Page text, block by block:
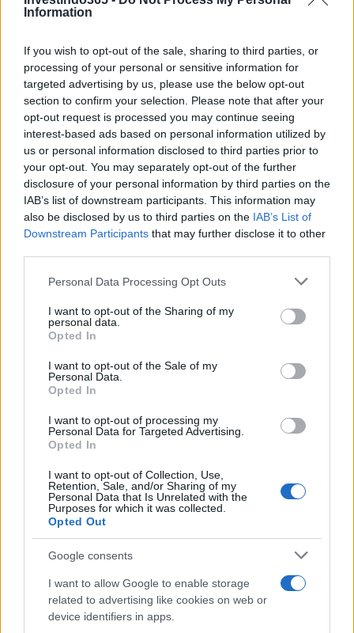
Information
If you wish to opt-out of the sale, sharing to third parties, or
processing of your personal or sensitive information for
targeted advertising by us, please use the below opt-out
section to confirm your selection. Please note that after your
opt-out request is processed you may continue seeing
interest-based ads based on personal information utilized by
us or personal information disclosed to third parties prior to
your opt-out. You may separately opt-out of the further
disclosure of your personal information by third parties on the
IAB’s list of downstream participants. This information may
also be disclosed by us to third parties on the IAB’s List of
Downstream Participants that may further disclose it to other
Please note that this website/app uses one or more Google
not limited to your visit or usage behaviour. You may click to
grant or deny consent to Google and its third-party tags to
use your data for below specified purposes in below Google
consent section.
Personal Data Processing Opt Outs
I want to opt-out of the Sharing of my
personal data.
Opted In
I want to opt-out of the Sale of my
Personal Data.
Opted In
I want to opt-out of processing my
Personal Data for Targeted Advertising.
Opted In
I want to opt-out of Collection, Use,
Retention, Sale, and/or Sharing of my
Personal Data that Is Unrelated with the
Purposes for which it was collected.
Opted Out
Google consents
I want to allow Google to enable storage
related to advertising like cookies on web or
device identifiers in apps.
Continue lendo
FINANÇA
Ouro e dólar sob pressão: como os mercados estão
respondendo às últimas notícias
Beatriz Almeida · 6 ago 2026
Presidente Lula propõe política fiscal séria para reduzir juros e
critica limitações orçamentárias
Rafael Oliveira · 6 ago 2026